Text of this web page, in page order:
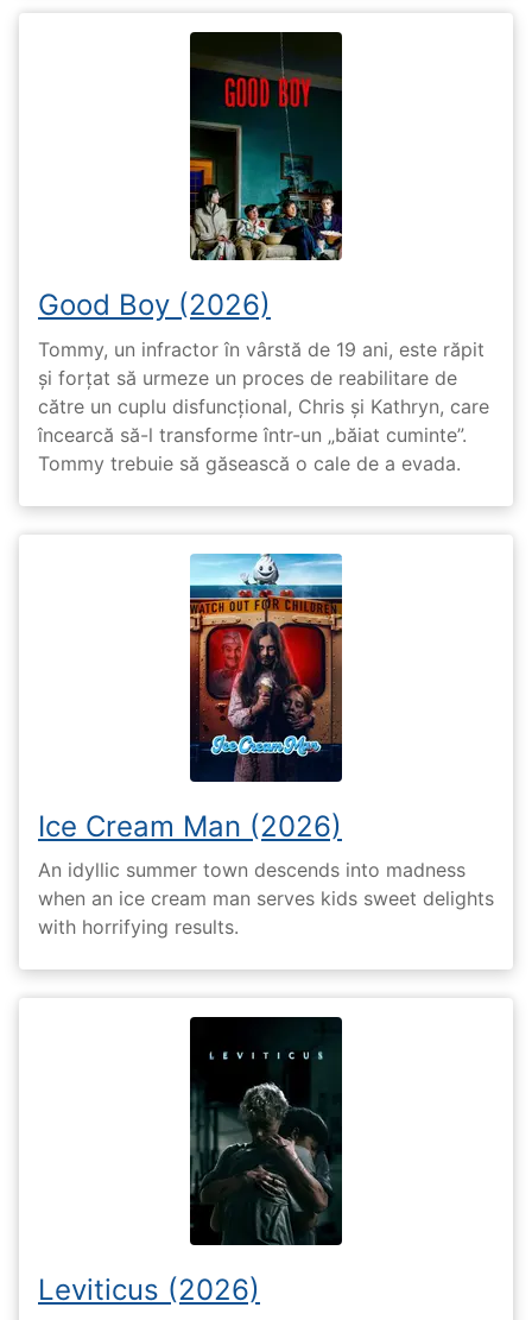
Good Boy (2026)
Tommy, un infractor în vârstă de 19 ani, este răpit
și forțat să urmeze un proces de reabilitare de
către un cuplu disfuncțional, Chris și Kathryn, care
încearcă să-l transforme într-un „băiat cuminte”.
Tommy trebuie să găsească o cale de a evada.
Ice Cream Man (2026)
An idyllic summer town descends into madness
when an ice cream man serves kids sweet delights
with horrifying results.
Leviticus (2026)